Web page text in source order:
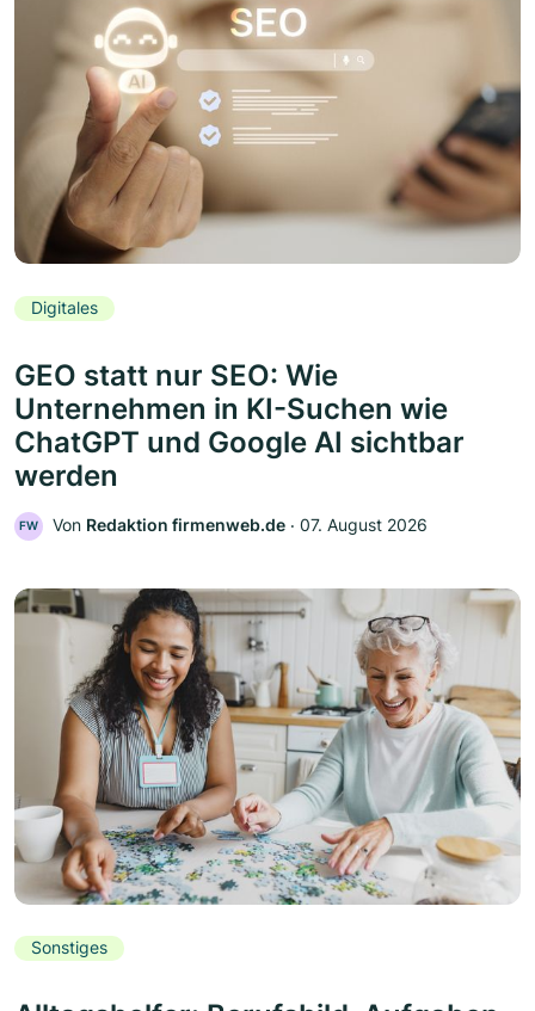
Digitales
GEO statt nur SEO: Wie
Unternehmen in KI-Suchen wie
ChatGPT und Google AI sichtbar
werden
FW Von Redaktion firmenweb.de ‧ 07. August 2026
Sonstiges